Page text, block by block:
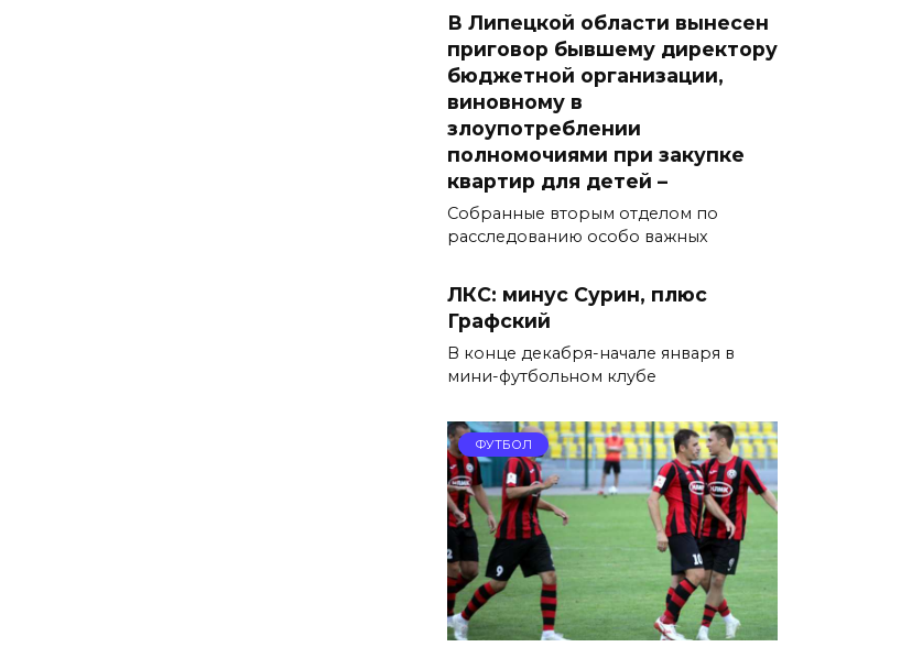
В Липецкой области вынесен
приговор бывшему директору
бюджетной организации,
виновному в
злоупотреблении
полномочиями при закупке
квартир для детей –
Собранные вторым отделом по
расследованию особо важных
ЛКС: минус Сурин, плюс
Графский
В конце декабря-начале января в
мини-футбольном клубе
ФУТБОЛ